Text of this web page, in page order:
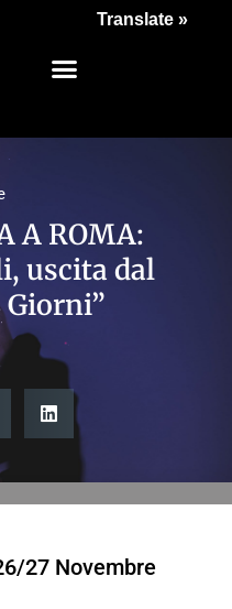
A ROMA:
uscita dal
27 Novembre
Translate »